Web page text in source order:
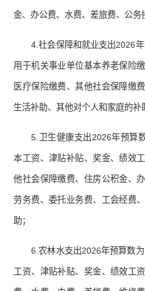
金、办公费、水费、差旅费、公务
4.社会保障和就业支出2026
用于机关事业单位基本养老保险
医疗保险缴费、其他社会保障缴
生活补助、其他对个人和家庭的补
5.卫生健康支出2026年预算
本工资、津贴补贴、奖金、绩效
他社会保障缴费、住房公积金、
劳务费、委托业务费、工会经费
助；
6.农林水支出2026年预算数
工资、津贴补贴、奖金、绩效工